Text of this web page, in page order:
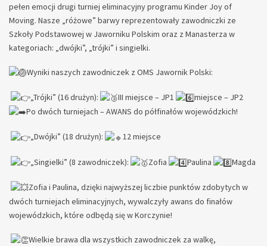
pełen emocji drugi turniej eliminacyjny programu Kinder Joy of
Moving. Nasze „różowe” barwy reprezentowały zawodniczki ze
Szkoły Podstawowej w Jaworniku Polskim oraz z Manasterza w
kategoriach: „dwójki”, „trójki” i singielki.
Wyniki naszych zawodniczek z OMS Jawornik Polski:
„Trójki” (16 drużyn): III miejsce – JP1
miejsce – JP2
Po dwóch turniejach – AWANS do półfinałów wojewódzkich!
„Dwójki” (18 drużyn): 12 miejsce
„Singielki” (8 zawodniczek): Zofia Paulina Magda
Zofia i Paulina, dzięki najwyższej liczbie punktów zdobytych w
dwóch turniejach eliminacyjnych, wywalczyły awans do finałów
wojewódzkich, które odbędą się w Korczynie!
Wielkie brawa dla wszystkich zawodniczek za walkę,